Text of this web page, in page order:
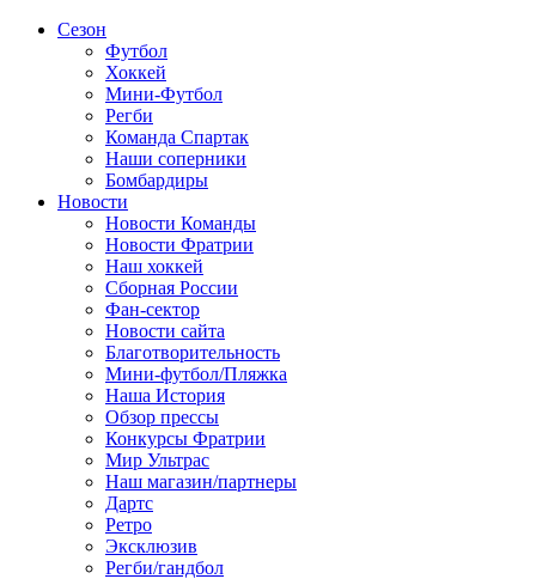
Сезон
Футбол
Хоккей
Мини-Футбол
Регби
Команда Спартак
Наши соперники
Бомбардиры
Новости
Новости Команды
Новости Фратрии
Наш хоккей
Сборная России
Фан-cектор
Новости сайта
Благотворительность
Мини-футбол/Пляжка
Наша История
Обзор прессы
Конкурсы Фратрии
Мир Ультрас
Наш магазин/партнеры
Дартс
Ретро
Эксклюзив
Регби/гандбол